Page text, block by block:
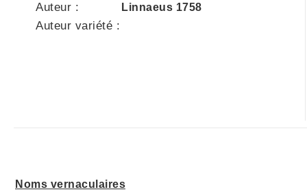
Auteur :
Linnaeus 1758
Auteur variété :
Noms vernaculaires